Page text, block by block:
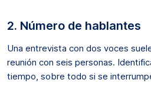
2. Número de hablantes
Una entrevista con dos voces
reunión con seis personas.
tiempo, sobre todo si se